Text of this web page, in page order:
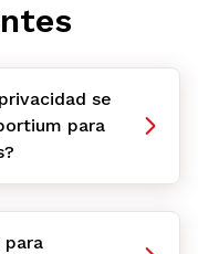
se
para
para